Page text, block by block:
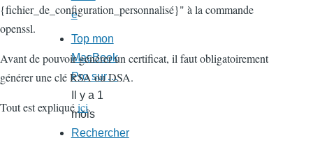
{fichier_de_configuration_personnalisé}" à la commande
openssl.
Avant de pouvoir générer un certificat, il faut obligatoirement
générer une clé RSA ou DSA.
Tout est expliquéici.
e
Top mon
MacBook
Pro sur…
Il y a 1
mois
Rechercher